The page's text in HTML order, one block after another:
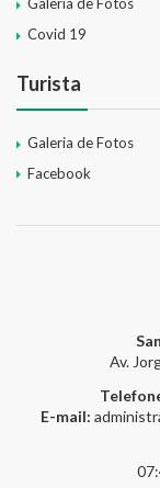
Galeria de Fotos
Covid 19
Turista
Galeria de Fotos
Facebook
Av.
E-mail: